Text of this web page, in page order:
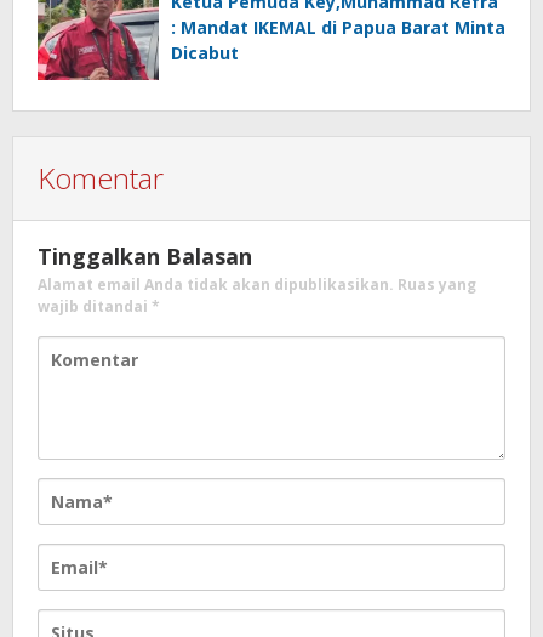
: Mandat IKEMAL di Papua Barat Minta
Dicabut
Komentar
Tinggalkan Balasan
Alamat email Anda tidak akan dipublikasikan. Ruas yang
wajib ditandai *